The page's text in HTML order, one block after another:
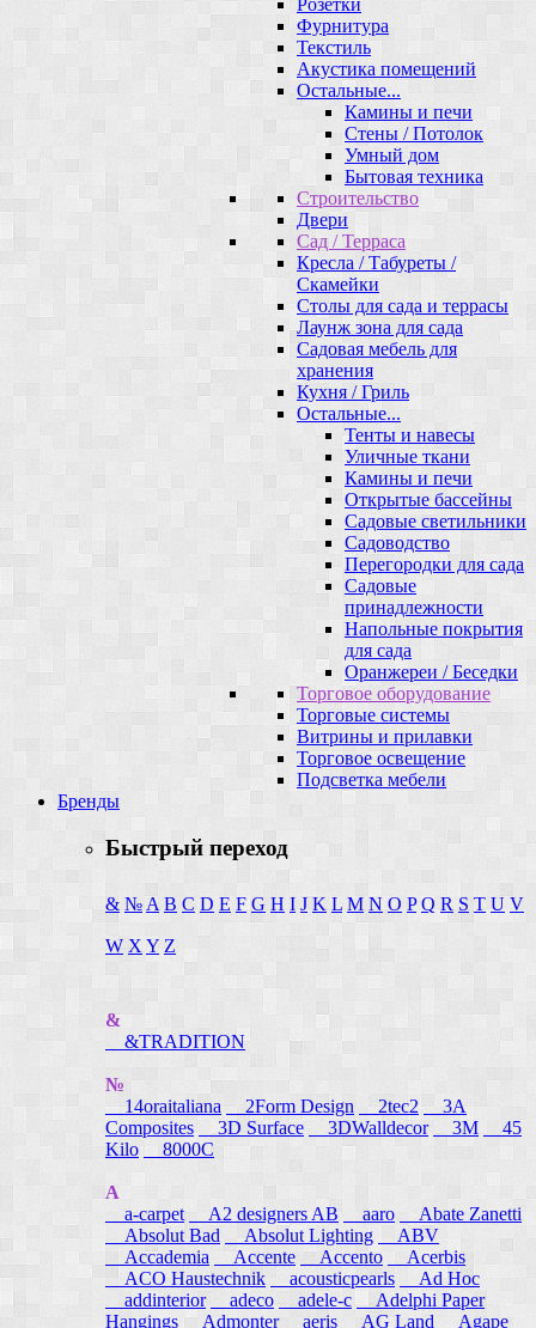
Фурнитура
Текстиль
Акустика помещений
Остальные...
Камины и печи
Стены / Потолок
Умный дом
Бытовая техника
Строительство
Двери
Сад / Терраса
Кресла / Табуреты /
Скамейки
Столы для сада и террасы
Лаунж зона для сада
Садовая мебель для
хранения
Кухня / Гриль
Остальные...
Тенты и навесы
Уличные ткани
Камины и печи
Открытые бассейны
Садовые светильники
Садоводство
Перегородки для сада
Садовые
принадлежности
Напольные покрытия
для сада
Оранжереи / Беседки
Торговое оборудование
Торговые системы
Витрины и прилавки
Торговое освещение
Подсветка мебели
Бренды
Быстрый переход
& № A B C D E F G H I J K L M N O P Q R S T U V
W X Y Z
&
&TRADITION
№
14oraitaliana
2Form Design 2tec2
3A
Composites
3D Surface 3DWalldecor 3M
45
Kilo
8000C
A
a-carpet
A2 designers AB aaro
Abate Zanetti
Absolut Bad
Absolut Lighting
ABV
Accademia
Accente Accento
Acerbis
ACO Haustechnik
acousticpearls
Ad Hoc
addinterior
adeco adele-c
Adelphi Paper
Hangings Admonter aeris AG Land Agape